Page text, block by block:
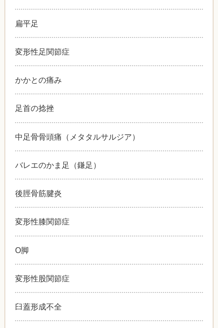
扁平足
変形性足関節症
かかとの痛み
足首の捻挫
中足骨骨頭痛（メタタルサルジア）
バレエのかま足（鎌足）
後脛骨筋腱炎
変形性膝関節症
O脚
変形性股関節症
臼蓋形成不全